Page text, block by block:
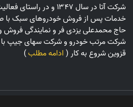
شرکت آتا در سال ۱۳۴۷ و در
خدمات پس از فروش خودروهای سبک با
حاج محمدعلی یزدی فر و نمایندگی
قزوین شروع به کار (ادامه مطلب)